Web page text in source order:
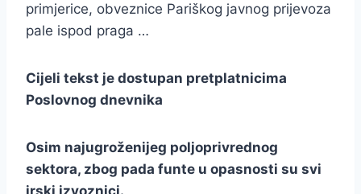
primjerice, obveznice Pariškog javnog prijevoza
pale ispod praga …
Cijeli tekst je dostupan pretplatnicima
Poslovnog dnevnika
Osim najugroženijeg poljoprivrednog
sektora, zbog pada funte u opasnosti su svi
irski izvoznici.